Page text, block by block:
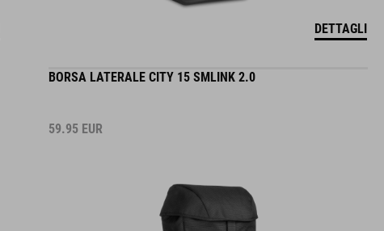
DETTAGLI
BORSA LATERALE CITY 15 SMLINK 2.0
59.95 EUR